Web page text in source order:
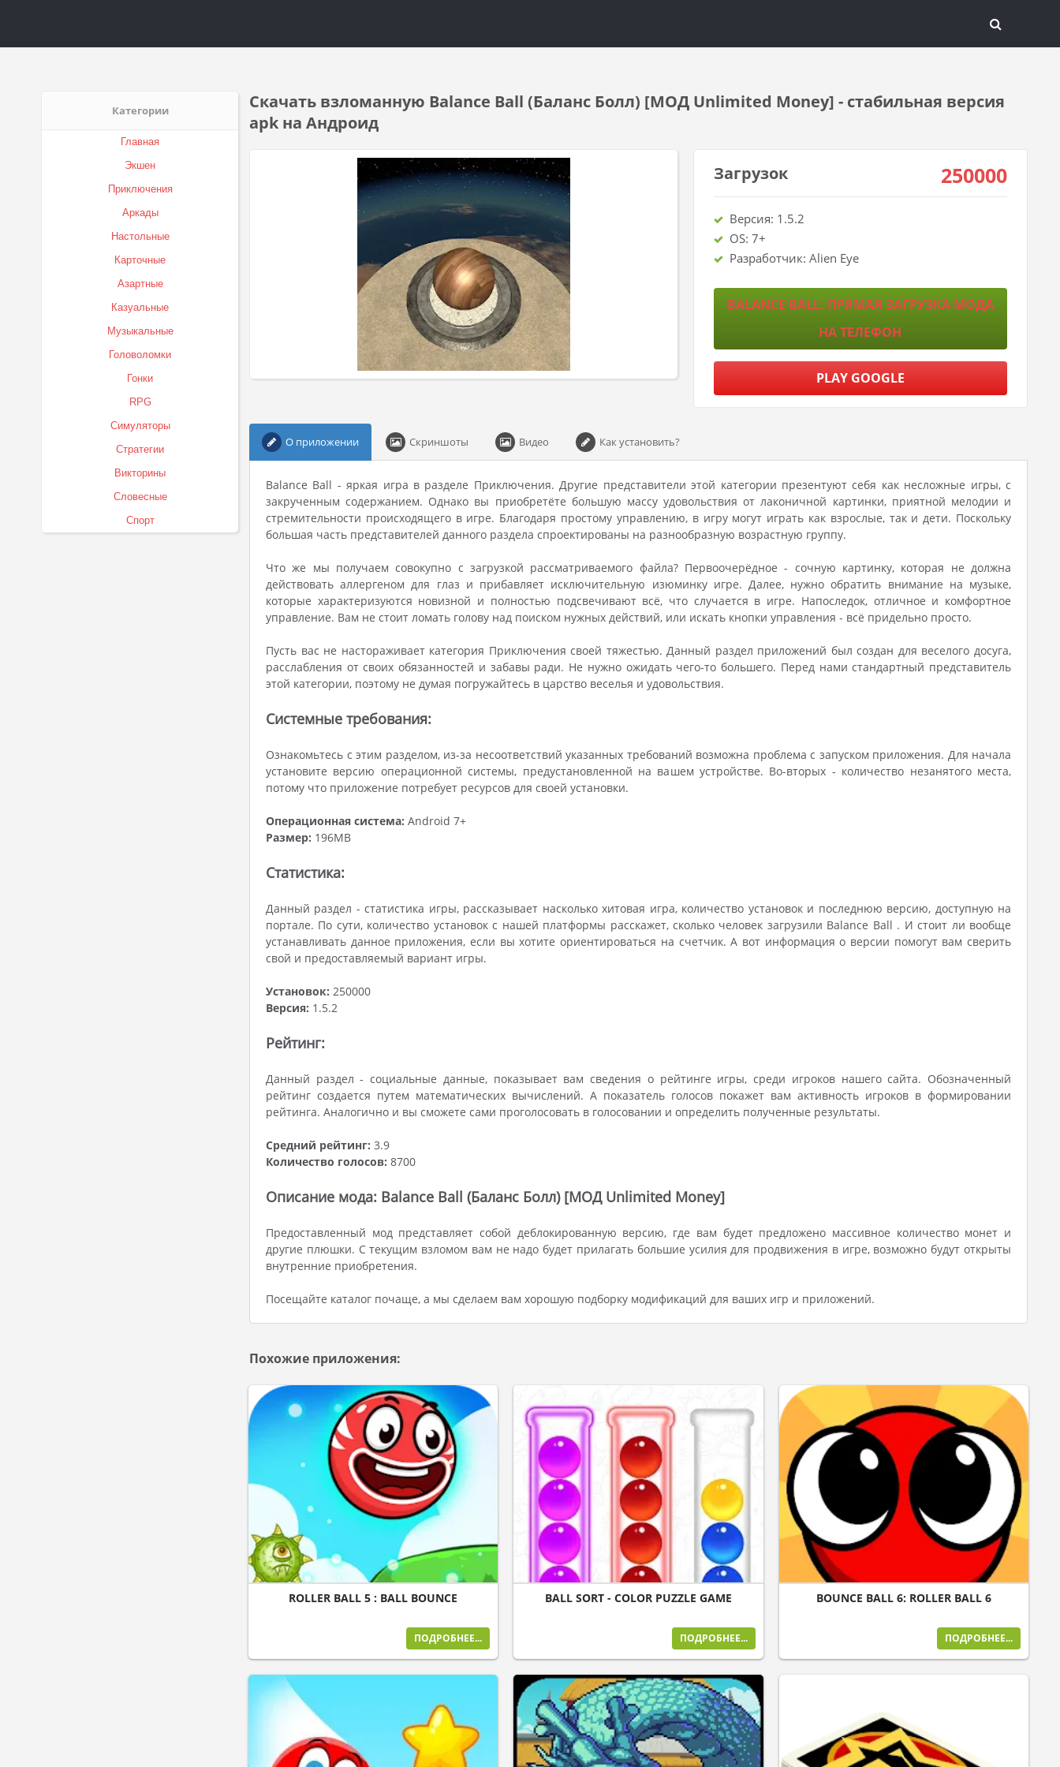
Категории
Главная
Экшен
Приключения
Аркады
Настольные
Карточные
Азартные
Казуальные
Музыкальные
Головоломки
Гонки
RPG
Симуляторы
Стратегии
Викторины
Словесные
Спорт
Скачать взломанную Balance Ball (Баланс Болл) [МОД Unlimited Money] - стабильная версия
apk на Андроид
Загрузок 250000
Версия: 1.5.2
OS: 7+
Разработчик: Alien Eye
BALANCE BALL: ПРЯМАЯ ЗАГРУЗКА МОДА
НА ТЕЛЕФОН
PLAY GOOGLE
О приложении Скриншоты Видео Как установить?
Balance Ball - яркая игра в разделе Приключения. Другие представители этой категории презентуют себя как несложные игры, с
закрученным содержанием. Однако вы приобретёте большую массу удовольствия от лаконичной картинки, приятной мелодии и
стремительности происходящего в игре. Благодаря простому управлению, в игру могут играть как взрослые, так и дети. Поскольку
большая часть представителей данного раздела спроектированы на разнообразную возрастную группу.
Что же мы получаем совокупно с загрузкой рассматриваемого файла? Первоочерёдное - сочную картинку, которая не должна
действовать аллергеном для глаз и прибавляет исключительную изюминку игре. Далее, нужно обратить внимание на музыке,
которые характеризуются новизной и полностью подсвечивают всё, что случается в игре. Напоследок, отличное и комфортное
управление. Вам не стоит ломать голову над поиском нужных действий, или искать кнопки управления - всё придельно просто.
Пусть вас не настораживает категория Приключения своей тяжестью. Данный раздел приложений был создан для веселого досуга,
расслабления от своих обязанностей и забавы ради. Не нужно ожидать чего-то большего. Перед нами стандартный представитель
этой категории, поэтому не думая погружайтесь в царство веселья и удовольствия.
Системные требования:
Ознакомьтесь с этим разделом, из-за несоответствий указанных требований возможна проблема с запуском приложения. Для начала
установите версию операционной системы, предустановленной на вашем устройстве. Во-вторых - количество незанятого места,
потому что приложение потребует ресурсов для своей установки.
Операционная система: Android 7+
Размер: 196MB
Статистика:
Данный раздел - статистика игры, рассказывает насколько хитовая игра, количество установок и последнюю версию, доступную на
портале. По сути, количество установок с нашей платформы расскажет, сколько человек загрузили Balance Ball . И стоит ли вообще
устанавливать данное приложения, если вы хотите ориентироваться на счетчик. А вот информация о версии помогут вам сверить
свой и предоставляемый вариант игры.
Установок: 250000
Версия: 1.5.2
Рейтинг:
Данный раздел - социальные данные, показывает вам сведения о рейтинге игры, среди игроков нашего сайта. Обозначенный
рейтинг создается путем математических вычислений. А показатель голосов покажет вам активность игроков в формировании
рейтинга. Аналогично и вы сможете сами проголосовать в голосовании и определить полученные результаты.
Средний рейтинг: 3.9
Количество голосов: 8700
Описание мода: Balance Ball (Баланс Болл) [МОД Unlimited Money]
Предоставленный мод представляет собой деблокированную версию, где вам будет предложено массивное количество монет и
другие плюшки. С текущим взломом вам не надо будет прилагать большие усилия для продвижения в игре, возможно будут открыты
внутренние приобретения.
Посещайте каталог почаще, а мы сделаем вам хорошую подборку модификаций для ваших игр и приложений.
Похожие приложения:
ROLLER BALL 5 : BALL BOUNCE
ПОДРОБНЕЕ...
BALL SORT - COLOR PUZZLE GAME
ПОДРОБНЕЕ...
BOUNCE BALL 6: ROLLER BALL 6
ПОДРОБНЕЕ...